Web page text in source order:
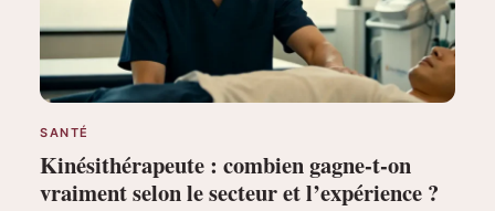
SANTÉ
Kinésithérapeute : combien gagne-t-on
vraiment selon le secteur et l’expérience ?